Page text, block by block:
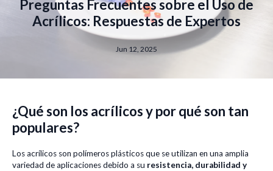
Preguntas Frecuentes sobre el Uso de
Acrílicos: Respuestas de Expertos
Jun 12, 2025
¿Qué son los acrílicos y por qué son tan
populares?
Los acrílicos son polímeros plásticos que se utilizan en una amplia
variedad de aplicaciones debido a su resistencia, durabilidad y